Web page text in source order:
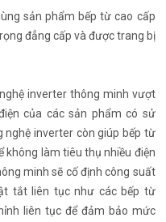
sản phẩm bếp từ cao cấp
đẳng cấp và được trang bị
inverter thông minh vượt
của các sản phẩm có sử
nghệ inverter còn giúp bếp từ
không làm tiêu thụ nhiều điện
minh sẽ cố định công suất
tắt liên tục như các bếp từ
liên tục để đảm bảo mức